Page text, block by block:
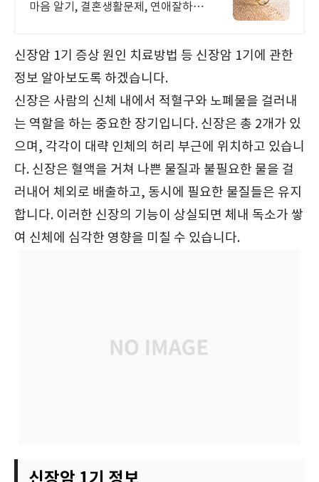
마음 알기, 결혼생활문제, 연애잘하는
탁드립니다.
신장암 1기 증상 원인 치료방법 등 신장암 1기에 관한
정보 알아보도록 하겠습니다.
신장은 사람의 신체 내에서 적혈구와 노폐물을 걸러내
는 역할을 하는 중요한 장기입니다. 신장은 총 2개가 있
으며, 각각이 대략 인체의 허리 부근에 위치하고 있습니
다. 신장은 혈액을 거쳐 나쁜 물질과 불필요한 물을 걸
러내어 체외로 배출하고, 동시에 필요한 물질들은 유지
합니다. 이러한 신장의 기능이 상실되면 체내 독소가 쌓
여 신체에 심각한 영향을 미칠 수 있습니다.